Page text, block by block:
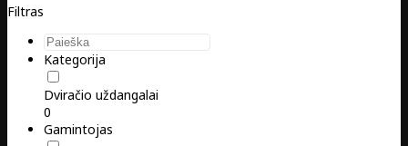
Filtras
Kategorija
Dviračio uždangalai
0
Gamintojas